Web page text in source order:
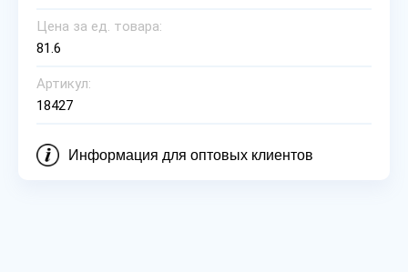
Цена за ед. товара:
81.6
Артикул:
18427
Информация для оптовых клиентов